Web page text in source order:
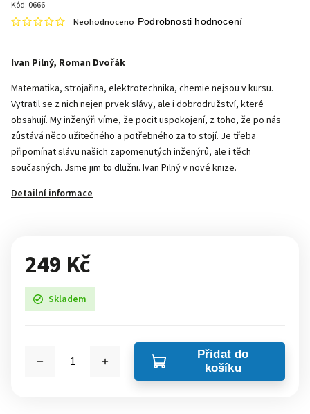
Kód: 0666
Neohodnoceno Podrobnosti hodnocení
Ivan Pilný, Roman Dvořák
Matematika, strojařina, elektrotechnika, chemie nejsou v kursu.
Vytratil se z nich nejen prvek slávy, ale i dobrodružství, které
obsahují. My inženýři víme, že pocit uspokojení, z toho, že po nás
zůstává něco užitečného a potřebného za to stojí. Je třeba
připomínat slávu našich zapomenutých inženýrů, ale i těch
současných. Jsme jim to dlužni. Ivan Pilný v nové knize.
Detailní informace
249 Kč
Skladem
Přidat do
košíku